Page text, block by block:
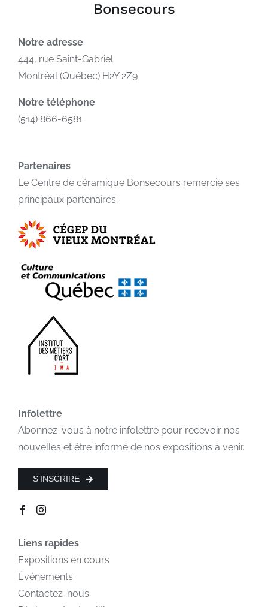
Bonsecours
Notre adresse
444, rue Saint-Gabriel
Montréal (Québec) H2Y 2Z9
Notre téléphone
(514) 866-6581
Partenaires
Le Centre de céramique Bonsecours remercie ses
principaux partenaires.
Infolettre
Abonnez-vous à notre infolettre pour recevoir nos
nouvelles et être informé de nos expositions à venir.
S’INSCRIRE
Liens rapides
Expositions en cours
Événements
Contactez-nous